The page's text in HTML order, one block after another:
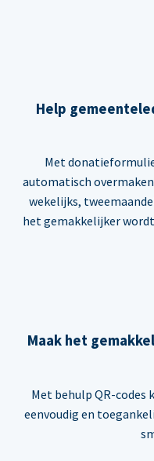
Help
Met
automatisch
wekelijks,
het gemakkelijker
Maak het
Met behulp QR-codes
eenvoudig en